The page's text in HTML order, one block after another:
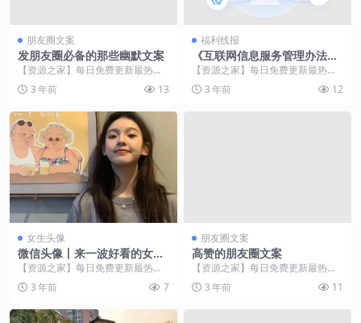
朋友圈文案
发朋友圈必备的那些幽默文案
【资源之家】每日免费更新最热门
的副业项目资源 1、你好，我对你
见色起意了。 2、...
3 年前 13
福利线报
《互联网信息服务管理办法》
征求意见：不得从事虚假投票
【资源之家】每日免费更新最热门
的副业项目资源 新京报快讯（记者
姜慧梓）1月8日...
3 年前 12
女生头像
微信头像丨来一波好看的女生
头像
【资源之家】每日免费更新最热门
的副业项目资源 【资源之家】每日
免费更新最热门的副...
3 年前 7
朋友圈文案
高赞的朋友圈文案
【资源之家】每日免费更新最热门
的副业项目资源 1 长大后谁不是离
家出走，茫茫人海...
3 年前 11